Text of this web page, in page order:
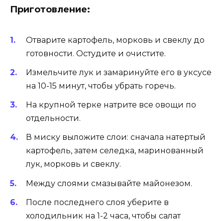
Приготовление:
Отварите картофель, морковь и свеклу до
готовности. Остудите и очистите.
Измельчите лук и замаринуйте его в уксусе
на 10-15 минут, чтобы убрать горечь.
На крупной терке натрите все овощи по
отдельности.
В миску выложите слои: сначала натертый
картофель, затем селедка, маринованный
лук, морковь и свеклу.
Между слоями смазывайте майонезом.
После последнего слоя уберите в
холодильник на 1-2 часа, чтобы салат